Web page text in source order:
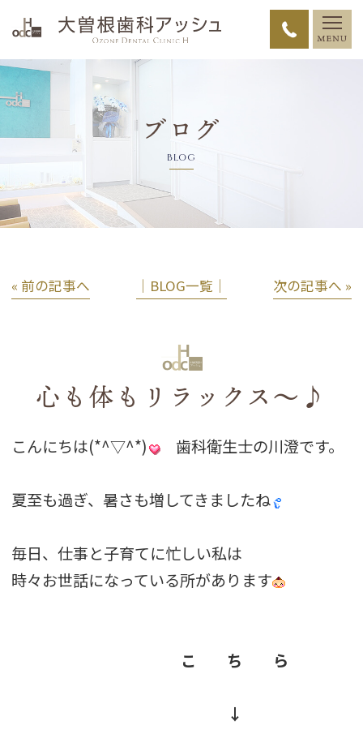
ブログ
BLOG
« 前の記事へ │BLOG一覧│ 次の記事へ »
心も体もリラックス～♪
こんにちは(*^▽^*) 歯科衛生士の川澄です。
夏至も過ぎ、暑さも増してきましたね
毎日、仕事と子育てに忙しい私は
時々お世話になっている所があります
こ ち ら
↓